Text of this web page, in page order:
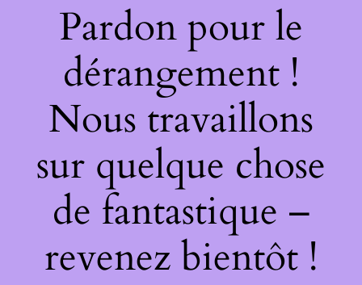
Pardon pour le
dérangement !
Nous travaillons
sur quelque chose
de fantastique –
revenez bientôt !